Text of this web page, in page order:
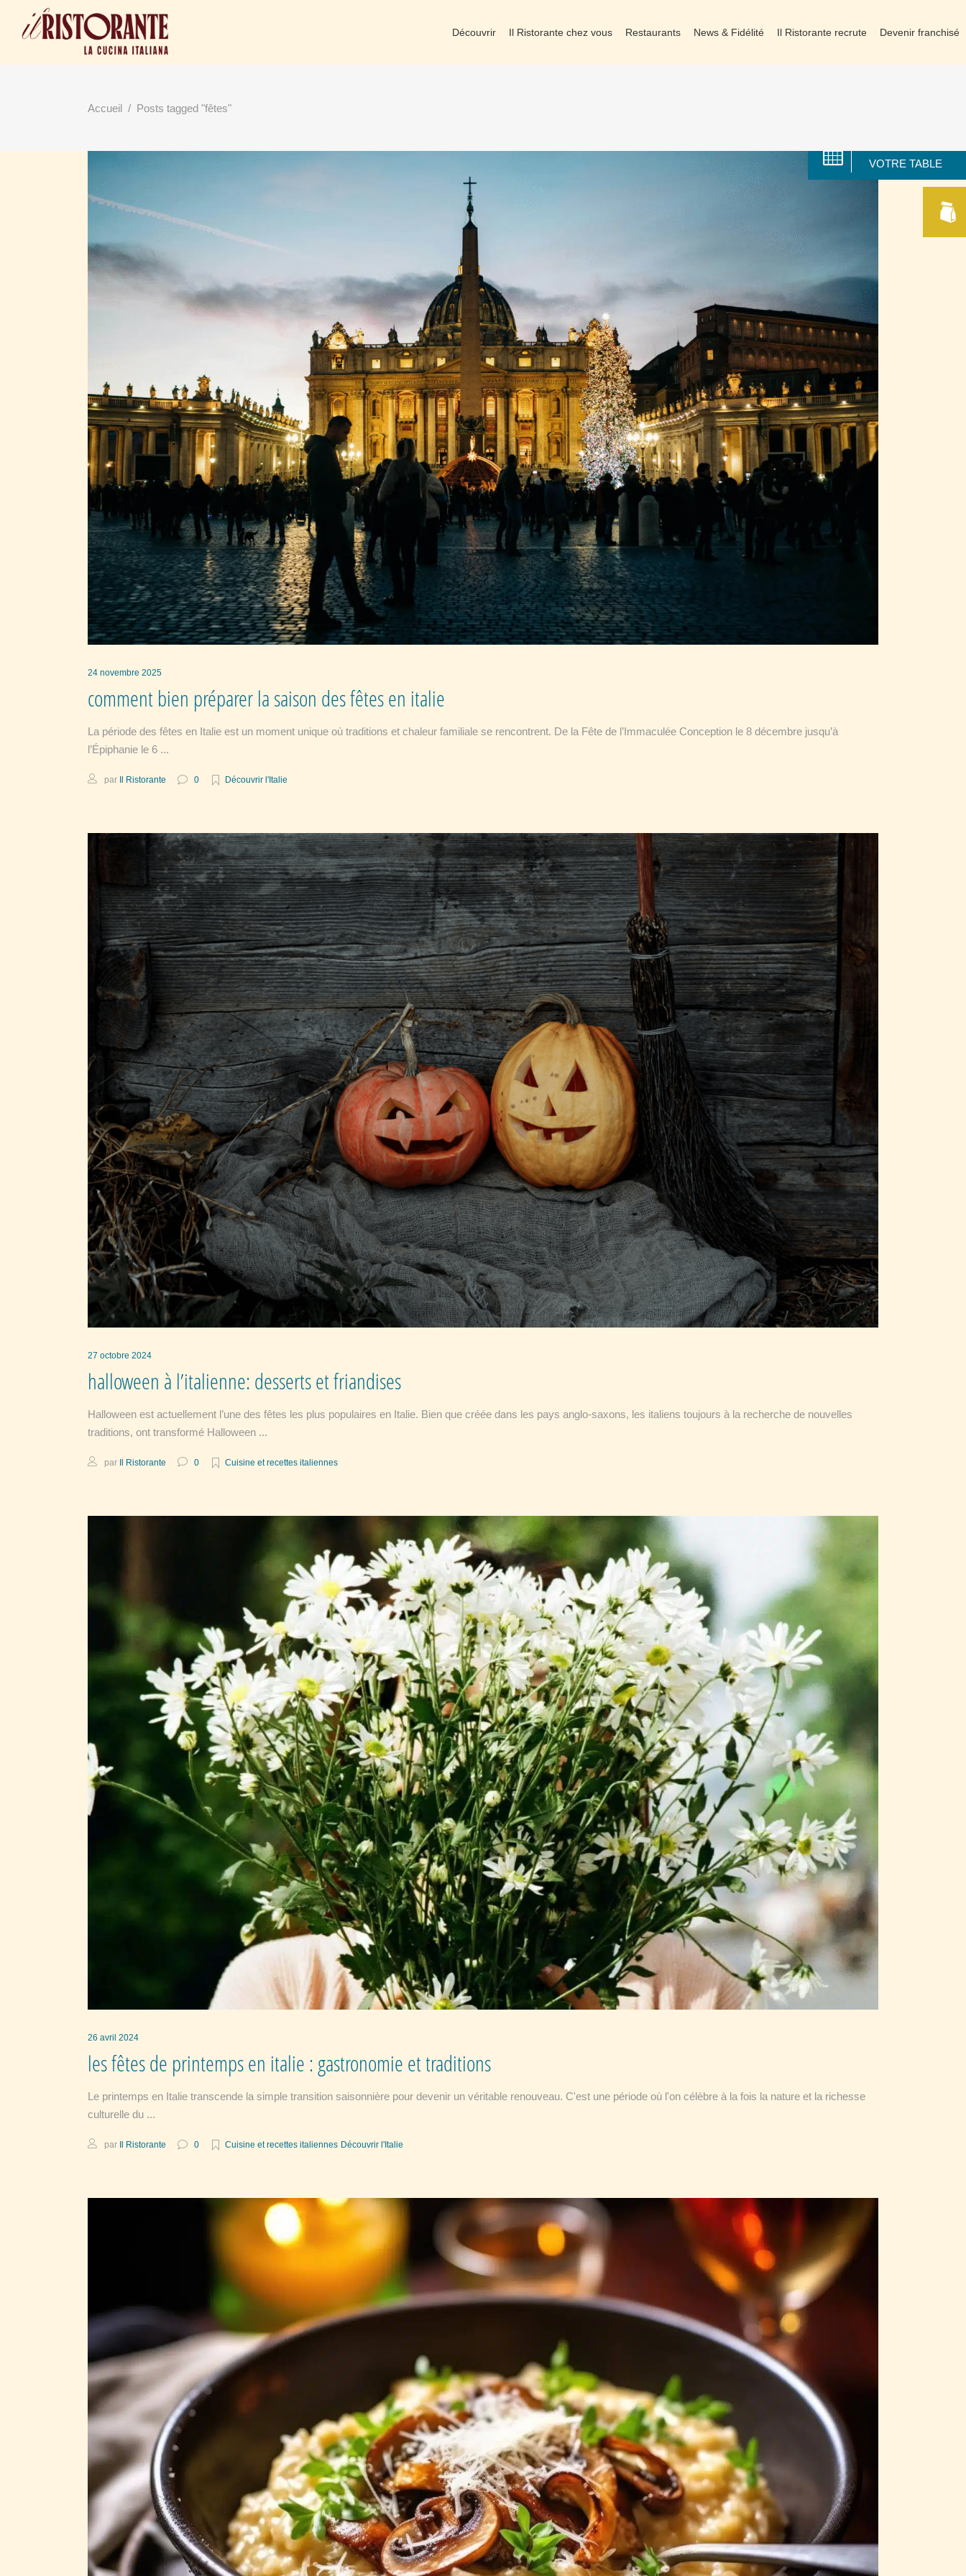
Découvrir Il Ristorante chez vous Restaurants News & Fidélité Il Ristorante recrute Devenir franchisé
Accueil / Posts tagged "fêtes"
24 novembre 2025
comment bien préparer la saison des fêtes en italie
La période des fêtes en Italie est un moment unique où traditions et chaleur familiale se rencontrent. De la Fête de l’Immaculée Conception le 8 décembre jusqu’à
l’Épiphanie le 6
par Il Ristorante 0 Découvrir l'Italie
27 octobre 2024
halloween à l’italienne: desserts et friandises
Halloween est actuellement l’une des fêtes les plus populaires en Italie. Bien que créée dans les pays anglo-saxons, les italiens toujours à la recherche de nouvelles
traditions, ont transformé Halloween
par Il Ristorante 0 Cuisine et recettes italiennes
26 avril 2024
les fêtes de printemps en italie : gastronomie et traditions
Le printemps en Italie transcende la simple transition saisonnière pour devenir un véritable renouveau. C'est une période où l'on célèbre à la fois la nature et la richesse
culturelle du
par Il Ristorante 0 Cuisine et recettes italiennes Découvrir l'Italie
VOTRE TABLE